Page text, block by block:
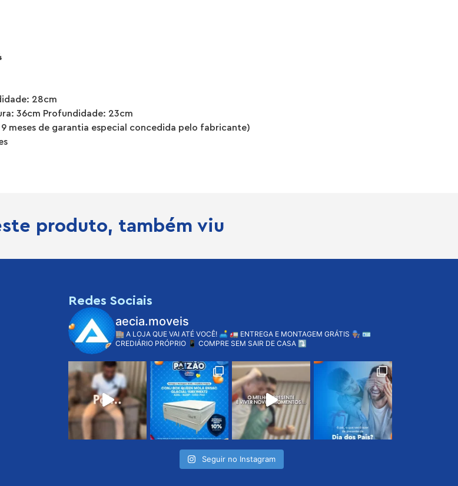
28cm
36cm Profundidade: 23cm
meses de garantia especial concedida pelo fabricante)
produto, também viu
Redes Sociais
aecia.moveis
🏬 A LOJA QUE VAI ATÉ VOCÊ! 🛋️ 🚛 ENTREGA E MONTAGEM GRÁTIS 👨🏽‍🔧 🪪
CREDIÁRIO PRÓPRIO 📱 COMPRE SEM SAIR DE CASA ⤵️
Seguir no Instagram